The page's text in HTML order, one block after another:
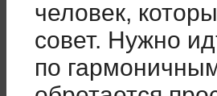
человек,
совет. Нужно
по